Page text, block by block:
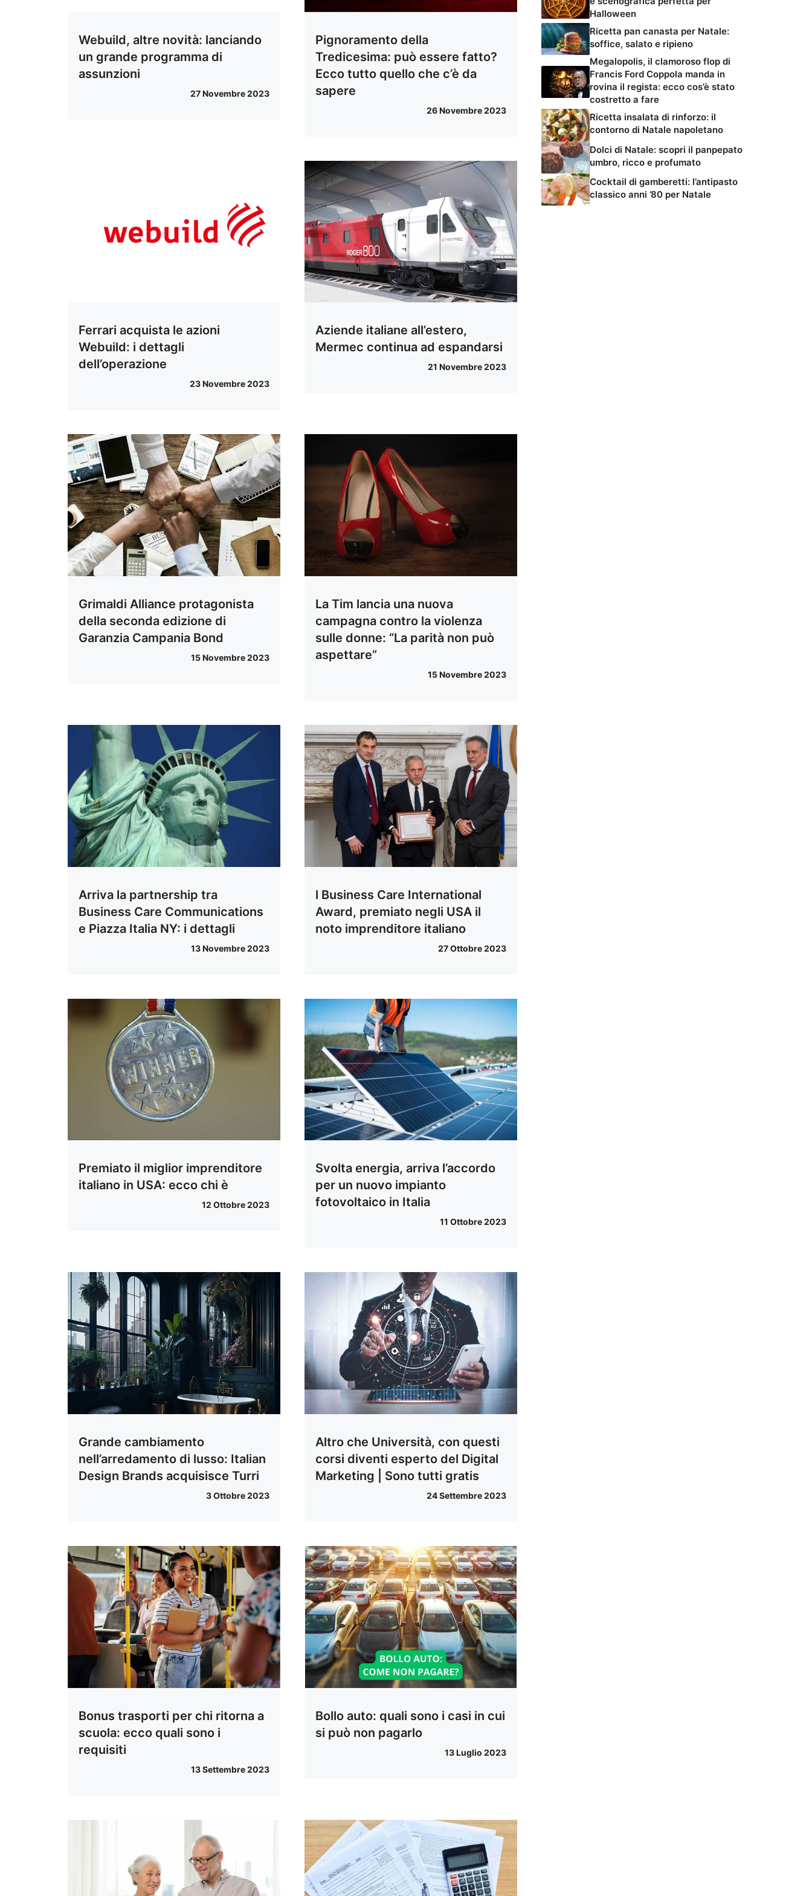
Webuild, altre novità: lanciando
un grande programma di
assunzioni
27 Novembre 2023
Pignoramento della
Tredicesima: può essere fatto?
Ecco tutto quello che c’è da
sapere
26 Novembre 2023
Ferrari acquista le azioni
Webuild: i dettagli
dell’operazione
23 Novembre 2023
Aziende italiane all’estero,
Mermec continua ad espandarsi
21 Novembre 2023
Grimaldi Alliance protagonista
della seconda edizione di
Garanzia Campania Bond
15 Novembre 2023
La Tim lancia una nuova
campagna contro la violenza
sulle donne: “La parità non può
aspettare”
15 Novembre 2023
Arriva la partnership tra
Business Care Communications
e Piazza Italia NY: i dettagli
13 Novembre 2023
l Business Care International
Award, premiato negli USA il
noto imprenditore italiano
27 Ottobre 2023
Premiato il miglior imprenditore
italiano in USA: ecco chi è
12 Ottobre 2023
Svolta energia, arriva l’accordo
per un nuovo impianto
fotovoltaico in Italia
11 Ottobre 2023
Grande cambiamento
nell’arredamento di lusso: Italian
Design Brands acquisisce Turri
3 Ottobre 2023
Altro che Università, con questi
corsi diventi esperto del Digital
Marketing | Sono tutti gratis
24 Settembre 2023
Bonus trasporti per chi ritorna a
scuola: ecco quali sono i
requisiti
13 Settembre 2023
Bollo auto: quali sono i casi in cui
si può non pagarlo
13 Luglio 2023
Halloween
Ricetta pan canasta per Natale:
soffice, salato e ripieno
Megalopolis, il clamoroso flop di
Francis Ford Coppola manda in
rovina il regista: ecco cos’è stato
costretto a fare
Ricetta insalata di rinforzo: il
contorno di Natale napoletano
Dolci di Natale: scopri il panpepato
umbro, ricco e profumato
Cocktail di gamberetti: l’antipasto
classico anni ’80 per Natale